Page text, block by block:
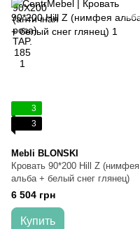
3
3
Mebli BLONSKI
Кровать 90*200 Hill Z (нимфея
альба + белый снег глянец)
6 504 грн
Купить